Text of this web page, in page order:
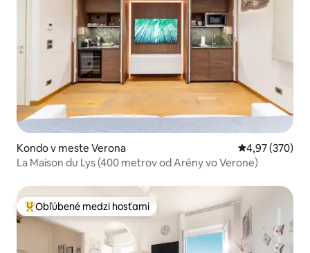
Kondo v meste Verona Priemerné
4,97 (370)
La Maison du Lys (400 metrov od Arény vo Verone)
Najobľúbenejšie medzi hosťami
Obľúbené medzi hosťami